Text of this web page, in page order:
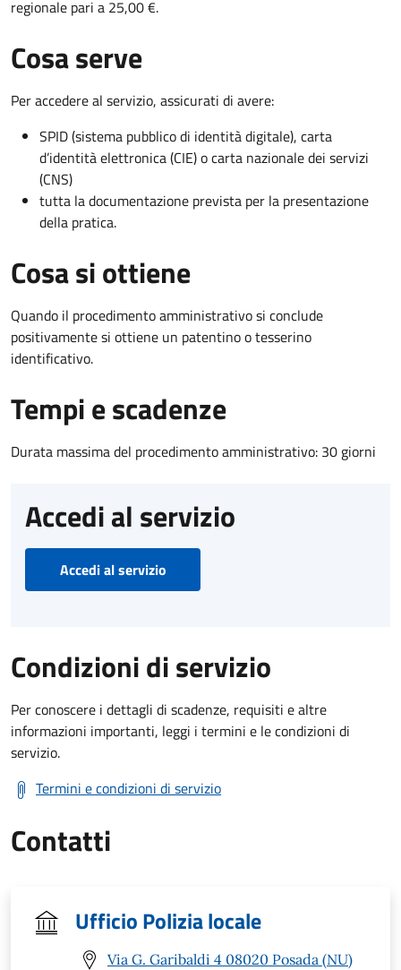
regionale pari a 25,00 €.
Cosa serve
Per accedere al servizio, assicurati di avere:
SPID (sistema pubblico di identità digitale), carta
d’identità elettronica (CIE) o carta nazionale dei servizi
(CNS)
tutta la documentazione prevista per la presentazione
della pratica.
Cosa si ottiene
Quando il procedimento amministrativo si conclude
positivamente si ottiene un patentino o tesserino
identificativo.
Tempi e scadenze
Durata massima del procedimento amministrativo: 30 giorni
Accedi al servizio
Accedi al servizio
Condizioni di servizio
Per conoscere i dettagli di scadenze, requisiti e altre
informazioni importanti, leggi i termini e le condizioni di
servizio.
Termini e condizioni di servizio
Contatti
Ufficio Polizia locale
Via G. Garibaldi 4 08020 Posada (NU)